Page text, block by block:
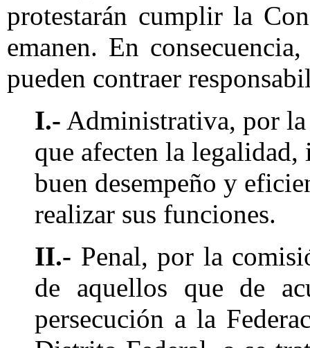
protestarán cumplir la
emanen. En
pueden contraer
I.- Administrativa, por la
que afecten la
buen desempeño y
realizar sus funciones.
II.- Penal, por la
de aquellos que de
persecución a la